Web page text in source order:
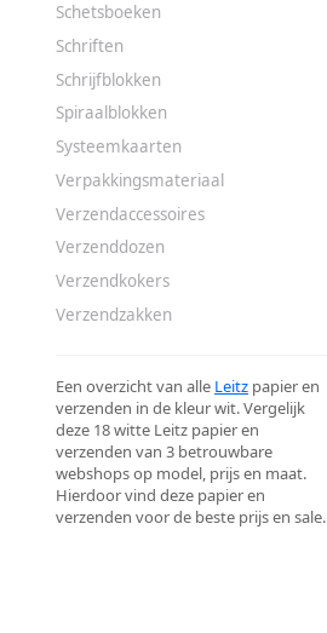
Schetsboeken
Schriften
Schrijfblokken
Spiraalblokken
Systeemkaarten
Verpakkingsmateriaal
Verzendaccessoires
Verzenddozen
Verzendkokers
Verzendzakken
Een overzicht van alle Leitz papier en
verzenden in de kleur wit. Vergelijk
deze 18 witte Leitz papier en
verzenden van 3 betrouwbare
webshops op model, prijs en maat.
Hierdoor vind deze papier en
verzenden voor de beste prijs en sale.